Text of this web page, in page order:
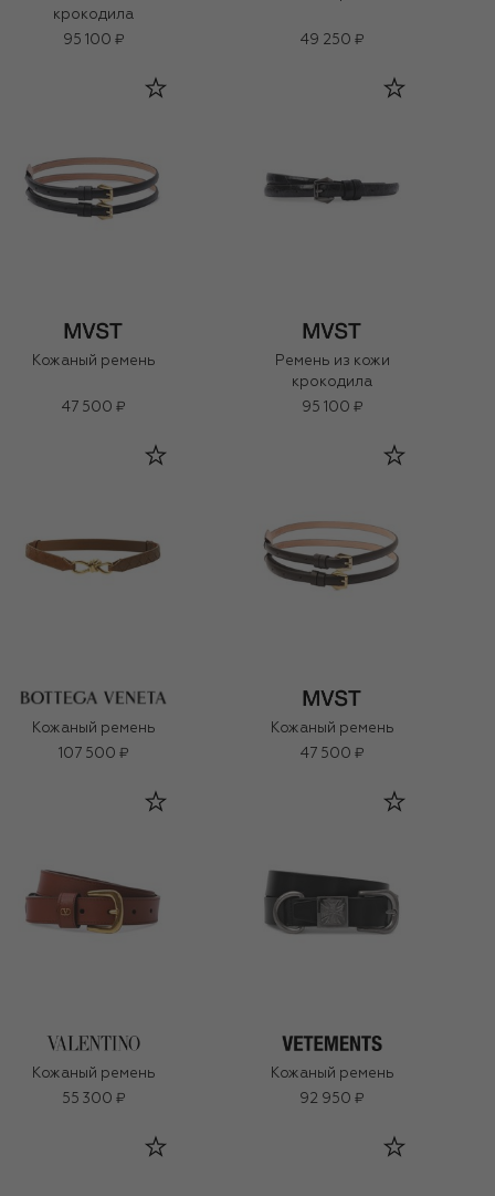
крокодила
95 100 ₽
49 250 ₽
Кожаный ремень
47 500 ₽
Ремень из кожи
крокодила
95 100 ₽
Кожаный ремень
107 500 ₽
Кожаный ремень
47 500 ₽
Кожаный ремень
55 300 ₽
Кожаный ремень
92 950 ₽